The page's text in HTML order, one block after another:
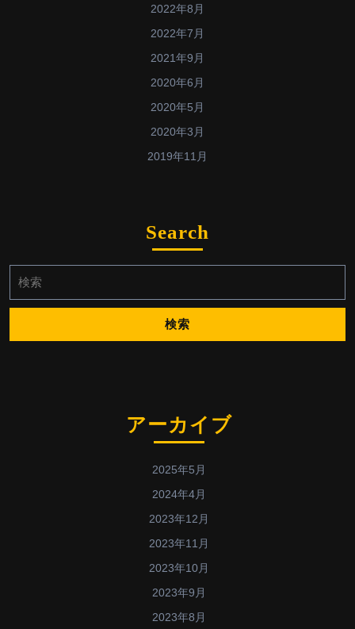
2022年8月
2022年7月
2021年9月
2020年6月
2020年5月
2020年3月
2019年11月
Search
索:
アーカイブ
2025年5月
2024年4月
2023年12月
2023年11月
2023年10月
2023年9月
2023年8月